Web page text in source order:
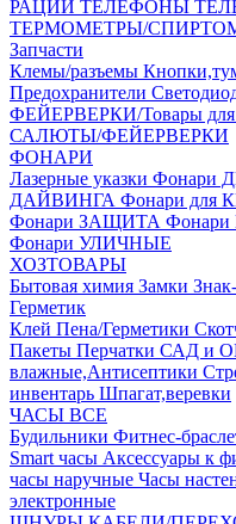
РАЦИИ ТЕЛЕФОНЫ
ТЕРМОМЕТРЫ/
Запчасти
Клемы/разъемы
Предохранители
ФЕЙЕРВЕРКИ/Товары
САЛЮТЫ/ФЕЙЕРВЕРКИ
ФОНАРИ
Лазерные указки Фонари
ДАЙВИНГА Фонари для
Фонари ЗАЩИТА
Фонари УЛИЧНЫЕ
ХОЗТОВАРЫ
Бытовая химия Замки
Герметик
Клей Пена/Герметики
Пакеты Перчатки САД и
влажные,Антисептики
инвентарь Шпагат,веревки
ЧАСЫ ВСЕ
Будильники Фитнес-
Smart часы Аксессуары к
часы наручные Часы
электронные